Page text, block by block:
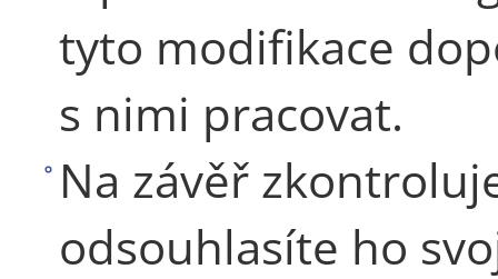
tyto modifikace
s nimi pracovat.
Na závěř
odsouhlasíte ho